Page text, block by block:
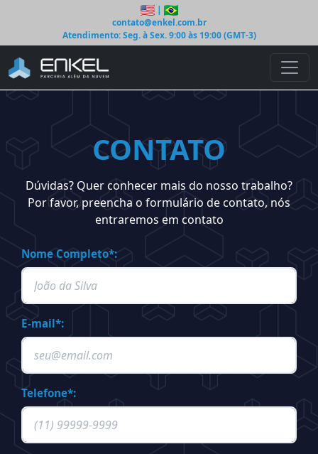
|
contato@enkel.com.br
Atendimento: Seg. à Sex. 9:00 às 19:00 (GMT-3)
CONTATO
Dúvidas? Quer conhecer mais do nosso trabalho?
Por favor, preencha o formulário de contato, nós
entraremos em contato
Nome Completo*:
E-mail*:
Telefone*: